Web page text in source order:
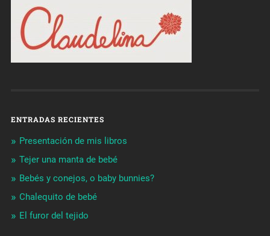
ENTRADAS RECIENTES
Presentación de mis libros
Tejer una manta de bebé
Bebés y conejos, o baby bunnies?
Chalequito de bebé
El furor del tejido